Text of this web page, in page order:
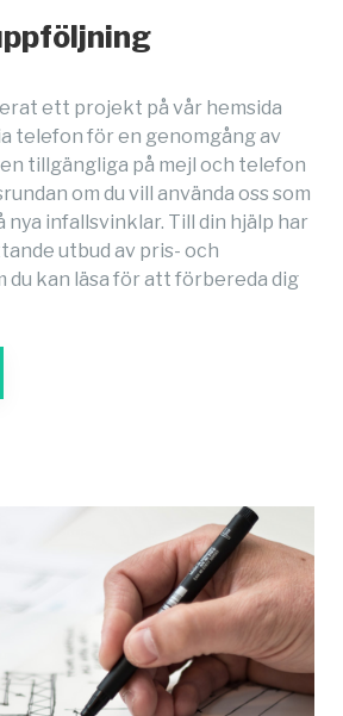
ett projekt på vår hemsida
telefon för en genomgång av
tillgängliga på mejl och telefon
om du vill använda oss som
infallsvinklar. Till din hjälp har
utbud av pris- och
du kan läsa för att förbereda dig